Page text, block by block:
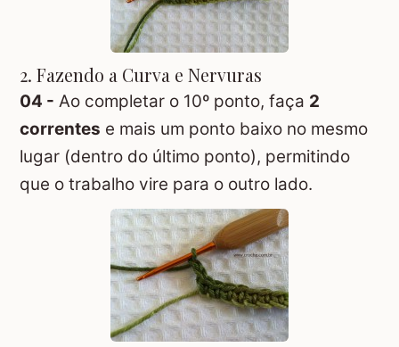
2. Fazendo a Curva e Nervuras
04 - Ao completar o 10º ponto, faça 2
correntes e mais um ponto baixo no mesmo
lugar (dentro do último ponto), permitindo
que o trabalho vire para o outro lado.